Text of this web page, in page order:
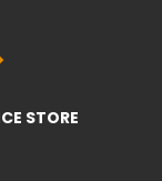
STORE